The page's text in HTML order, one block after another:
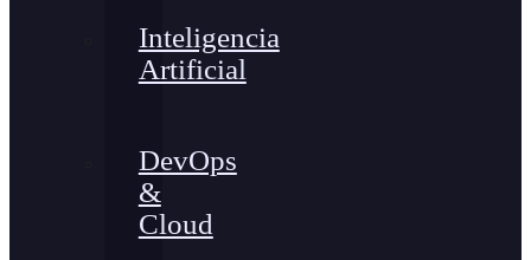
Inteligencia
Artificial
DevOps
&
Cloud